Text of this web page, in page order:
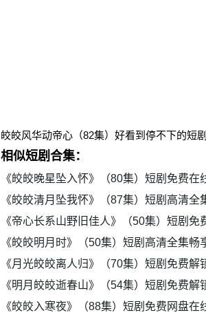
皎皎风华动帝心（82集）好看到停不下的短剧
相似短剧合集：
《皎皎晚星坠入怀》（80集）短剧免费在
《皎皎清月坠我怀》（87集）短剧高清全
《帝心长系山野旧佳人》（50集）短剧免
《皎皎明月时》（50集）短剧高清全集畅
《月光皎皎离人归》（70集）短剧免费解
《明月皎皎逝春山》（54集）短剧免费解
《皎皎入寒夜》（88集）短剧免费网盘在